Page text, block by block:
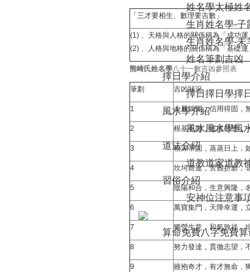
姓名學太極姓
生肖姓名學-子
生肖姓名學-未
姓名筆劃吉凶
擇日學介紹
擇日 擇日學擇
風水學介紹
風水風水學風
道法介紹
道教道家道教
習俗介紹
安神位注意事
算命免費八字免費算
「三才要相生、數理要吉數」
(1) 、天格與人格的關係稱為「成功
(2) 、人格與地格的關係稱為「基礎
熊崎氏姓名學八十一數吉凶參照表
筆劃 吉凶狀況
1 大展鴻圖，信用得固，
2 根基不固，搖搖欲墜，
3 根深蒂固，蒸蒸日上，
4 坎坷前途，苦難折磨，
5 陰陽和合，生意興隆，
6 萬寶集門，天降幸運，
7 獨營生意，和氣致祥，
8 努力發達，貫徹志望，
9 雖抱奇才，有才無命，